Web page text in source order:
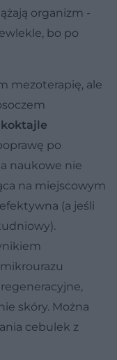
organizm -
bo po
mezoterapię, ale
koktajle
po
naukowe nie
na miejscowym
(a jeśli
skóry. Można
cebulek z